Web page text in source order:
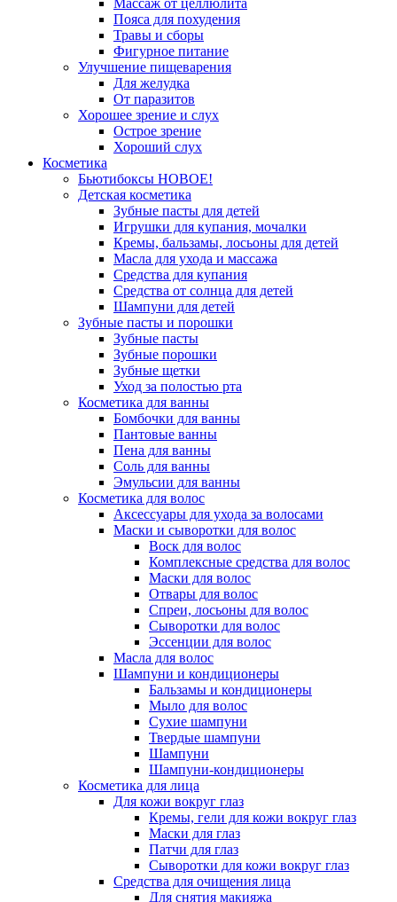
Массаж от целлюлита
Пояса для похудения
Травы и сборы
Фигурное питание
Улучшение пищеварения
Для желудка
От паразитов
Хорошее зрение и слух
Острое зрение
Хороший слух
Косметика
Бьютибоксы НОВОЕ!
Детская косметика
Зубные пасты для детей
Игрушки для купания, мочалки
Кремы, бальзамы, лосьоны для детей
Масла для ухода и массажа
Средства для купания
Средства от солнца для детей
Шампуни для детей
Зубные пасты и порошки
Зубные пасты
Зубные порошки
Зубные щетки
Уход за полостью рта
Косметика для ванны
Бомбочки для ванны
Пантовые ванны
Пена для ванны
Соль для ванны
Эмульсии для ванны
Косметика для волос
Аксессуары для ухода за волосами
Маски и сыворотки для волос
Воск для волос
Комплексные средства для волос
Маски для волос
Отвары для волос
Спреи, лосьоны для волос
Сыворотки для волос
Эссенции для волос
Масла для волос
Шампуни и кондиционеры
Бальзамы и кондиционеры
Мыло для волос
Сухие шампуни
Твердые шампуни
Шампуни
Шампуни-кондиционеры
Косметика для лица
Для кожи вокруг глаз
Кремы, гели для кожи вокруг глаз
Маски для глаз
Патчи для глаз
Сыворотки для кожи вокруг глаз
Средства для очищения лица
Для снятия макияжа